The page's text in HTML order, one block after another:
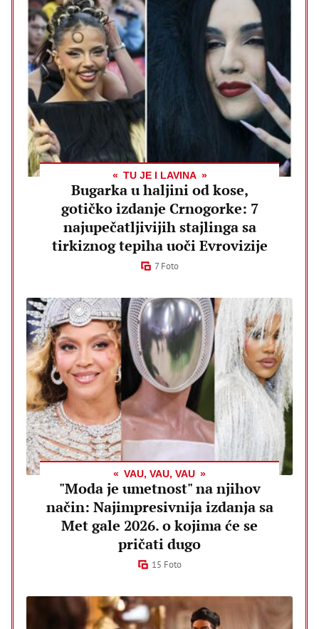
TU JE I LAVINA
Bugarka u haljini od kose,
gotičko izdanje Crnogorke: 7
najupečatljivijih stajlinga sa
tirkiznog tepiha uoči Evrovizije
7 Foto
VAU, VAU, VAU
"Moda je umetnost" na njihov
način: Najimpresivnija izdanja sa
Met gale 2026. o kojima će se
pričati dugo
15 Foto